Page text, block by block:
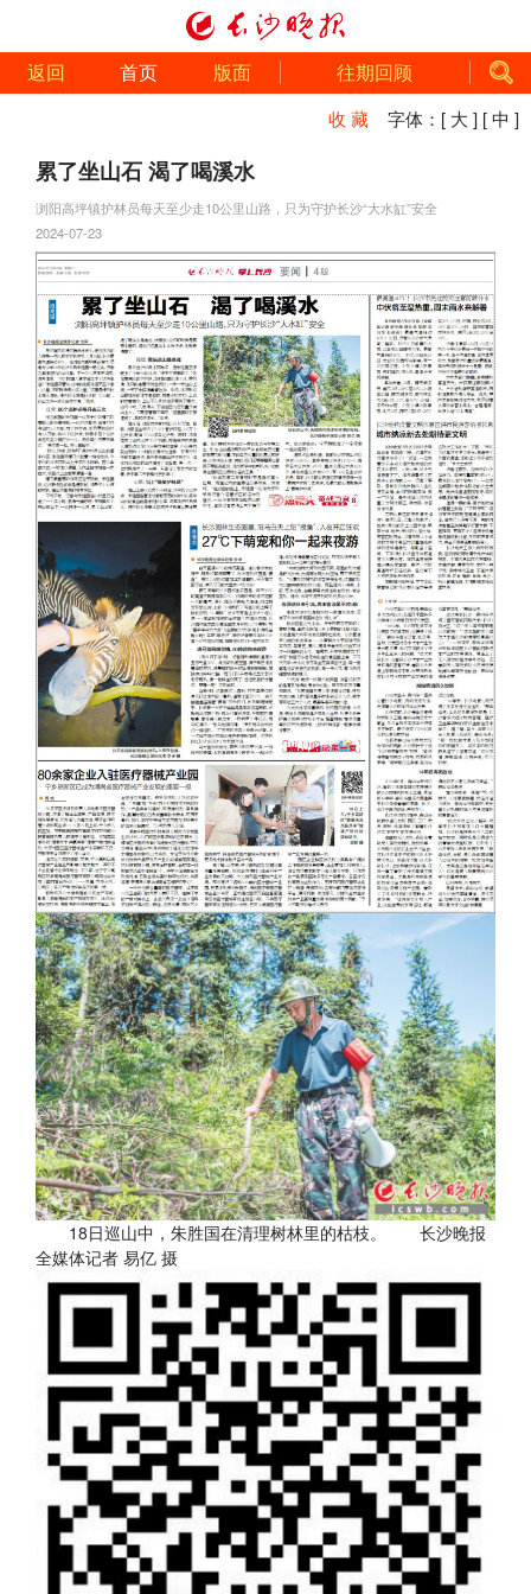
返回 首页 版面 往期回顾
收 藏 字体： [ 大 ] [ 中 ]
累了坐山石 渴了喝溪水
浏阳高坪镇护林员每天至少走10公里山路，只为守护长沙“大水缸”安全
2024-07-23
18日巡山中，朱胜国在清理树林里的枯枝。 长沙晚报
全媒体记者 易亿 摄